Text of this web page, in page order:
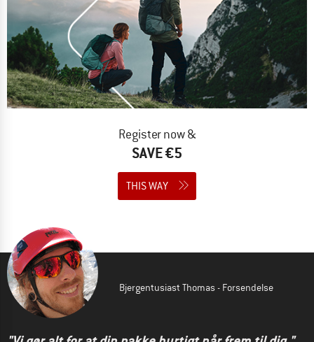
Register now &
SAVE €5
THIS WAY
Bjergentusiast Thomas - Forsendelse